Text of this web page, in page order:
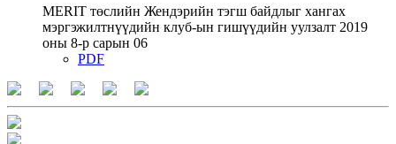
MERIT төслийн Жендэрийн тэгш байдлыг хангах
мэргэжилтнүүдийн клуб-ын гишүүдийн уулзалт 2019
оны 8-р сарын 06
PDF